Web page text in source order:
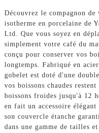
Découvrez le compagnon
isotherme en porcelaine de
Ltd. Que vous soyez en
simplement votre café du
conçu pour conserver vos
longtemps. Fabriqué en
gobelet est doté d'une
vos boissons chaudes
boissons froides jusqu'à 12
en fait un accessoire
son couvercle étanche
dans une gamme de tailles